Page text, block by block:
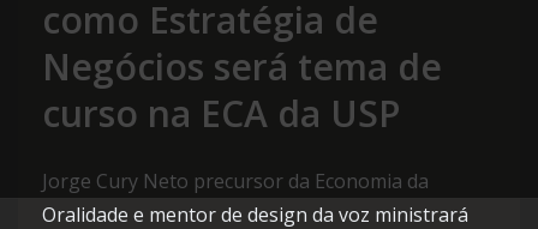
como Estratégia de
Negócios será tema de
curso na ECA da USP
Jorge Cury Neto precursor da Economia da
Oralidade e mentor de design da voz ministrará